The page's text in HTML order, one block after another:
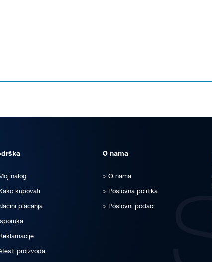
Moj nalog
Kako kupovati
Načini plaćanja
Isporuka
Reklamacije
proizvoda
O nama
O nama
Poslovna politika
Poslovni podaci